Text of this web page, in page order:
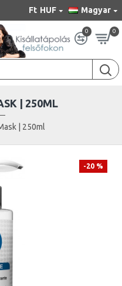
Ft HUF Magyar
0 0
| 250ml
| 250ML
-20 %